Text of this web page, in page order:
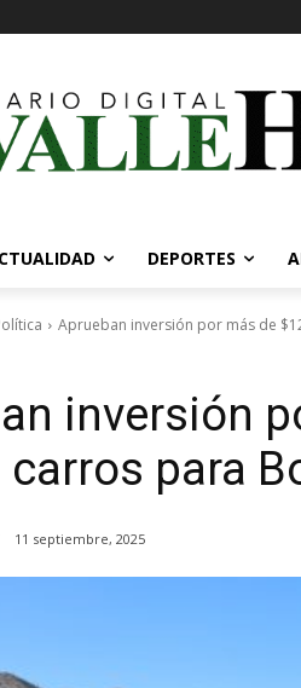
DEPORTES
Aprueban inversión por más de
inversión
carros para
11 septiembre, 2025